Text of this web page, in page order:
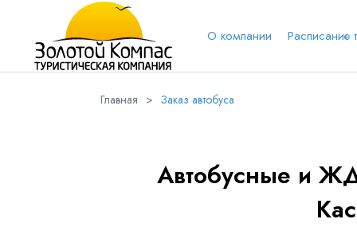
О компании Расписание
Главная > Заказ автобуса
Автобусные и